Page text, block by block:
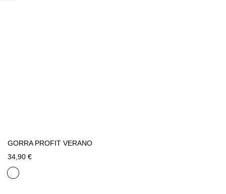
GORRA PROFIT VERANO
34,90 €